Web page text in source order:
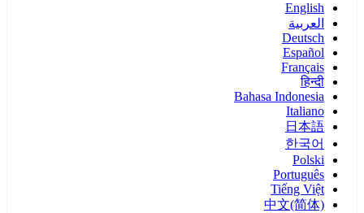
English
العربية
Deutsch
Español
Français
हिन्दी
Bahasa Indonesia
Italiano
日本語
한국어
Polski
Português
Tiếng Việt
中文(简体)